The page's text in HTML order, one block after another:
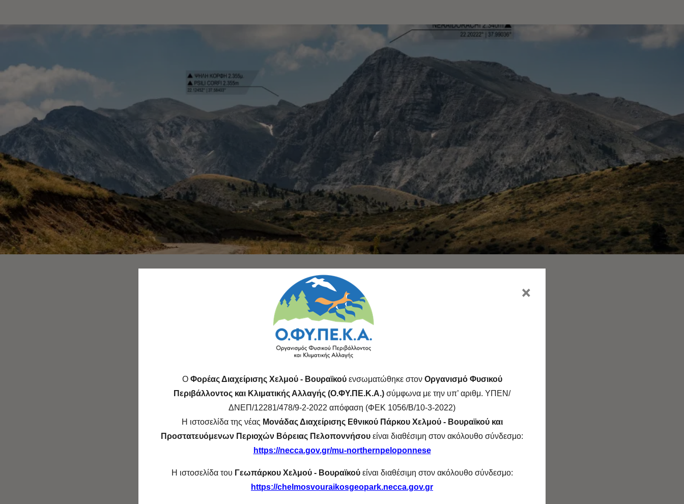
Νεραιδοράχη
6 Φεβρουαρίου, 2022
Αρίσταρχος
20 Ιανουαρίου, 2015
×
O Φορέας Διαχείρισης Χελμού - Βουραϊκού ενσωματώθηκε στον Οργανισμό Φυσικού
Περιβάλλοντος και Κλιματικής Αλλαγής (Ο.ΦΥ.ΠΕ.Κ.Α.) σύμφωνα με την υπ’ αριθμ. ΥΠΕΝ/
ΔΝΕΠ/12281/478/9-2-2022 απόφαση (ΦΕΚ 1056/Β/10-3-2022)
Η ιστοσελίδα της νέας Μονάδας Διαχείρισης Εθνικού Πάρκου Χελμού - Βουραϊκού και
Προστατευόμενων Περιοχών Βόρειας Πελοποννήσου είναι διαθέσιμη στον ακόλουθο σύνδεσμο:
https://necca.gov.gr/mu-northernpeloponnese
Η ιστοσελίδα του Γεωπάρκου Χελμού - Βουραϊκούείναι διαθέσιμη στον ακόλουθο σύνδεσμο:
https://chelmosvouraikosgeopark.necca.gov.gr